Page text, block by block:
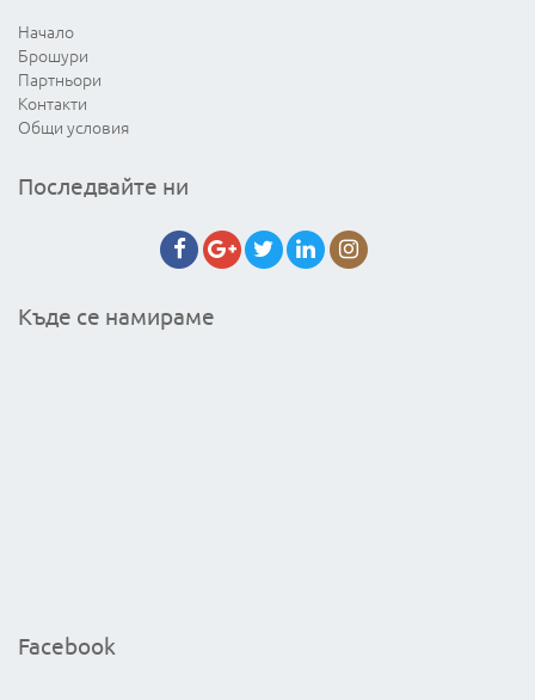
Начало
Брошури
Партньори
Контакти
Общи условия
Последвайте ни
Къде се намираме
Facebook